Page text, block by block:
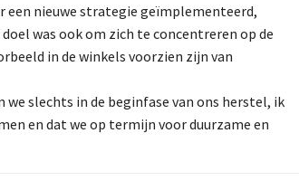
een nieuwe strategie geïmplementeerd,
was ook om zich te concentreren op de
in de winkels voorzien zijn van
we slechts in de beginfase van ons herstel, ik
en dat we op termijn voor duurzame en